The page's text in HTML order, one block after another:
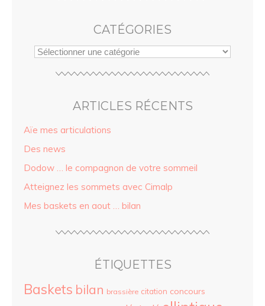
CATÉGORIES
ARTICLES RÉCENTS
Aïe mes articulations
Des news
Dodow … le compagnon de votre sommeil
Atteignez les sommets avec Cimalp
Mes baskets en aout … bilan
ÉTIQUETTES
Baskets bilan brassière citation concours